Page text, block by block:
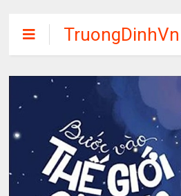
TruongDinhVn
Chia sẽ ebook,
các khóa học,
phần mềm học
tập miễn phí